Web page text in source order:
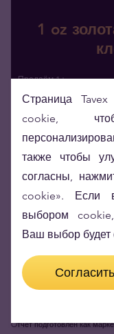
1 oz
Продаём 1+
Продаём 10+
Покупаем
достигли
здесь.
Oтчет подготовлен как
Страница
cookie,
также чтобы
согласны,
cookie». Если
выбором
Ваш выбор будет